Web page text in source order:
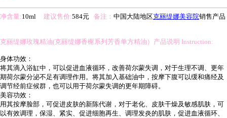
净含量:10ml 建议售价:584元 备注： 中国大陆地区克丽缇娜美容院销售产品
克丽缇娜玫瑰精油(克丽缇娜香榭系列芳香单方精油）产品说明 Instruction:
身体功效：
将其滴入浴缸中，可以促进血液循环，改善荷尔蒙失调，对于生理不调、更年
期荷尔蒙分泌不足有调理作用。将其加入基础油中，按摩下腹可以缓和痛经及
调节经前症候群，也可以用于荷尔蒙失调的更年期障碍。
美容功效：
用其按摩脸部，可促进皮肤的新陈代谢，对于老化、皮肤干燥及敏感肌肤，可
以有效调理，保湿、紧实、促进细胞再生、调理发炎的肌肤，促进血液循环、